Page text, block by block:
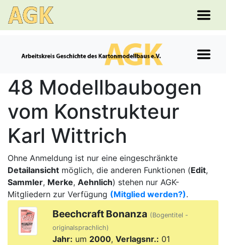
48 Modellbaubogen
vom Konstrukteur
Karl Wittrich
Ohne Anmeldung ist nur eine eingeschränkte
Detailansicht möglich, die anderen Funktionen (Edit,
Sammler, Merke, Aehnlich) stehen nur AGK-
Mitgliedern zur Verfügung (Mitglied werden?).
Beechcraft Bonanza (Bogentitel -
originalsprachlich)
Jahr: um 2000, Verlagsnr.: 01